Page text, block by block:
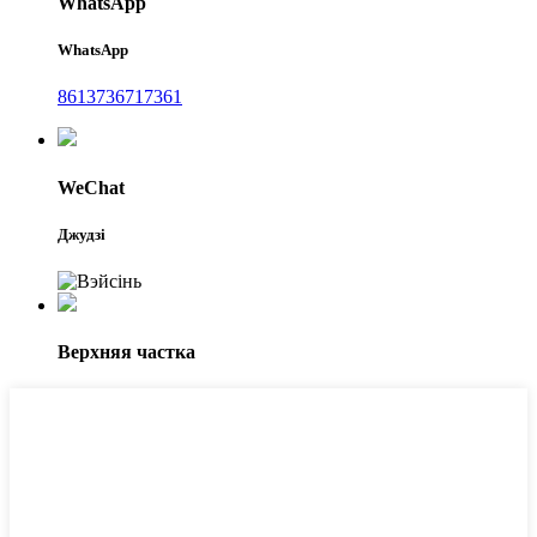
WhatsApp
8613736717361
WeChat
Джудзі
Верхняя частка